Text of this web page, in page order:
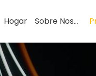
Hogar Sobre Nosotros